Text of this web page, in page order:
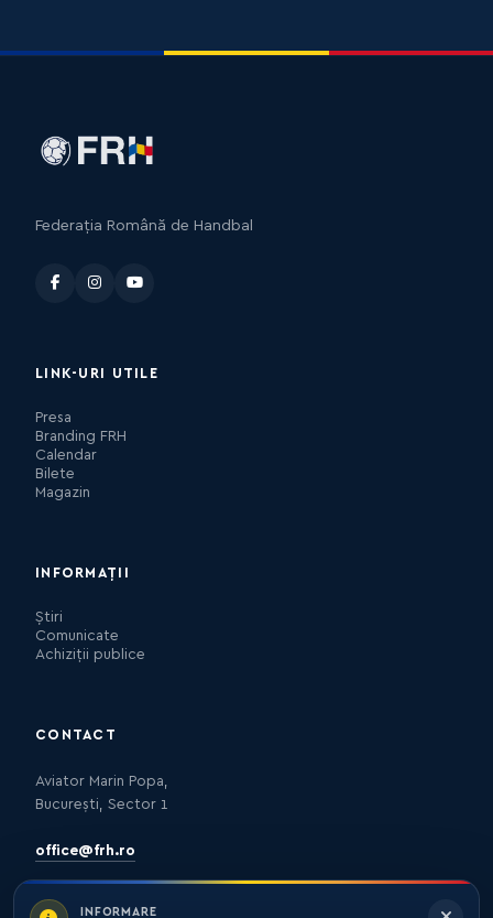
INFORMARE
Federația Română de Handbal
LINK-URI UTILE
Presa
Branding FRH
Calendar
Bilete
Magazin
INFORMAȚII
Știri
Comunicate
Achiziții publice
CONTACT
Aviator Marin Popa,
București, Sector 1
office@frh.ro